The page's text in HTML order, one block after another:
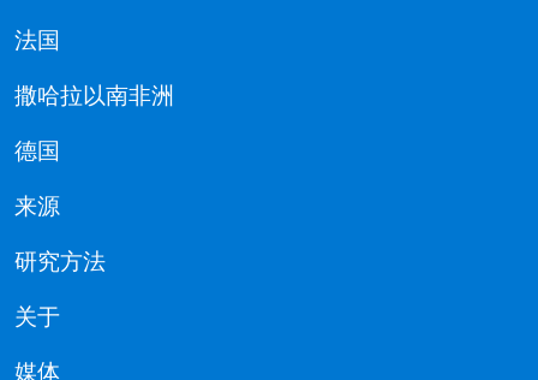
法国
撒哈拉以南非洲
德国
来源
研究方法
关于
媒体